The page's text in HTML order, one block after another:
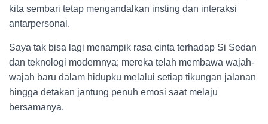
kita sembari tetap mengandalkan insting dan interaksi
antarpersonal.
Saya tak bisa lagi menampik rasa cinta terhadap Si Sedan
dan teknologi modernnya; mereka telah membawa wajah-
wajah baru dalam hidupku melalui setiap tikungan jalanan
hingga detakan jantung penuh emosi saat melaju
bersamanya.